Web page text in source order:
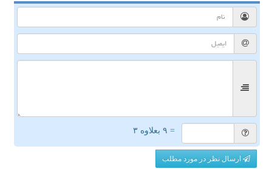
= ۹ بعلاوه ۳
ارسال نظر در مورد مطلب